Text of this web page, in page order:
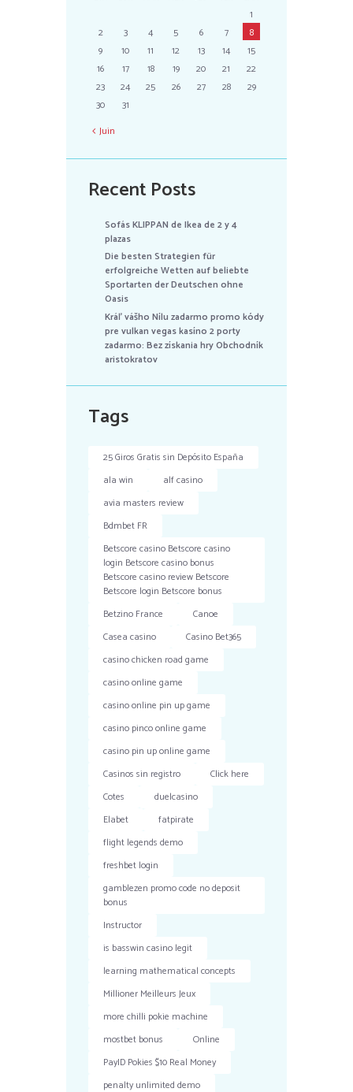
1
2
3 4 5 6 7
8
9
10 11 12 13 14
15
16
17 18 19 20 21
22
23
24 25 26 27 28
29
30
31
Juin
Recent Posts
Sofás KLIPPAN de Ikea de 2 y 4
plazas
Die besten Strategien für
erfolgreiche Wetten auf beliebte
Sportarten der Deutschen ohne
Oasis
Kráľ vášho Nílu zadarmo promo kódy
pre vulkan vegas kasíno 2 porty
zadarmo: Bez získania hry Obchodník
aristokratov
Tags
25 Giros Gratis sin Depósito España
ala win
alf casino
avia masters review
Bdmbet FR
Betscore casino Betscore casino
login Betscore casino bonus
Betscore casino review Betscore
Betscore login Betscore bonus
Betzino France
Canoe
Casea casino
Casino Bet365
casino chicken road game
casino online game
casino online pin up game
casino pinco online game
casino pin up online game
Casinos sin registro
Click here
Cotes
duelcasino
Elabet
fatpirate
flight legends demo
freshbet login
gamblezen promo code no deposit
bonus
Instructor
is basswin casino legit
learning mathematical concepts
Millioner Meilleurs Jeux
more chilli pokie machine
mostbet bonus
Online
PayID Pokies $10 Real Money
penalty unlimited demo